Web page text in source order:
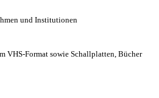
und Institutionen
VHS-Format sowie Schallplatten, Bücher